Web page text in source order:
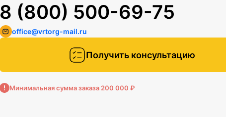
Получить консультацию
8 (800) 500-69-75
office@vrtorg-mail.ru
Минимальная сумма заказа 200 000 ₽